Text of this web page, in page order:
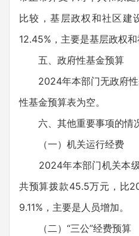
比较，基层政权和社区建
12.45%，主要是基层政权和
五、政府性基金预算
2024年本部门无政府性
性基金预算表为空。
六、其他重要事项的情
（一）机关运行经费
2024年本部门机关本级
共预算拨款45.5万元，比
9.11%，主要是人员增加。
（二）“三公”经费预算